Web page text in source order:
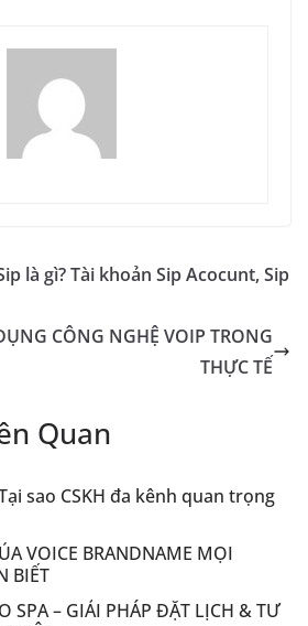
là gì? Tài khoản Sip Acocunt, Sip
CÔNG NGHỆ VOIP TRONG
THỰC TẾ
Quan
sao CSKH đa kênh quan trọng
VOICE BRANDNAME MỌI
BIẾT
SPA – GIẢI PHÁP ĐẶT LỊCH & TƯ